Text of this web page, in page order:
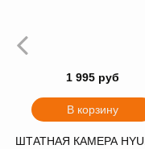
1 995 руб
В корзину
ШТАТНАЯ КАМЕРА